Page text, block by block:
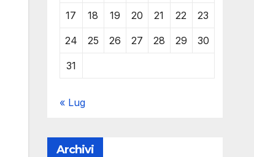
17 18 19 20 21 22 23
24 25 26 27 28 29 30
31
« Lug
Archivi